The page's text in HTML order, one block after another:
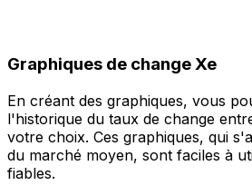
Graphiques de change Xe
En créant des graphiques, vous
l'historique du taux de change
votre choix. Ces graphiques, qui
du marché moyen, sont faciles à
fiables.